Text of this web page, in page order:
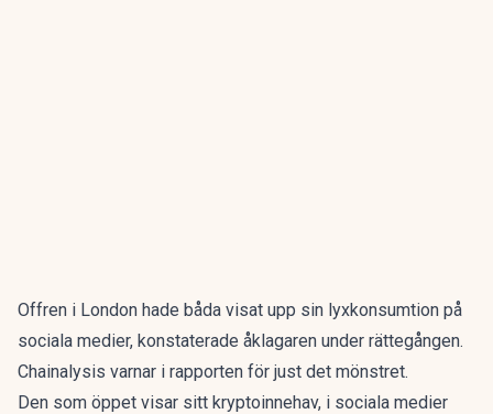
Offren i London hade båda visat upp sin lyxkonsumtion på
sociala medier, konstaterade åklagaren under rättegången.
Chainalysis varnar i rapporten för just det mönstret.
Den som öppet visar sitt kryptoinnehav, i sociala medier